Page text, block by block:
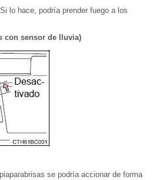
lo hace, podría prender fuego a los
con sensor de lluvia)
se podría accionar de forma